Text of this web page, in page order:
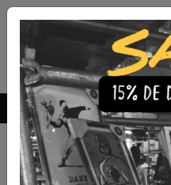
Envío Gratis a todo Chile